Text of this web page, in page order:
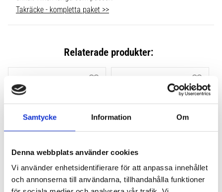
Samtycke Information Om
Denna webbplats använder cookies
Vi använder enhetsidentifierare för att anpassa innehållet
och annonserna till användarna, tillhandahålla funktioner
Takräcke - kompletta paket >>
Relaterade produkter:
THULE FLUSH RAIL EVO
4-PACK 710600
THULE FLUSH RAIL
EDGE FOTSATS 4-PACK
Lägg